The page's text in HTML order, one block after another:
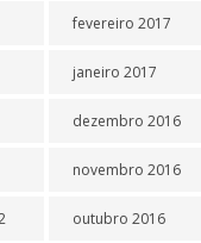
fevereiro 2017
janeiro 2017
dezembro 2016
novembro 2016
outubro 2016